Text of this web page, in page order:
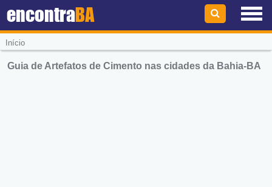
encontraBA
Início
Guia de Artefatos de Cimento nas cidades da Bahia-BA